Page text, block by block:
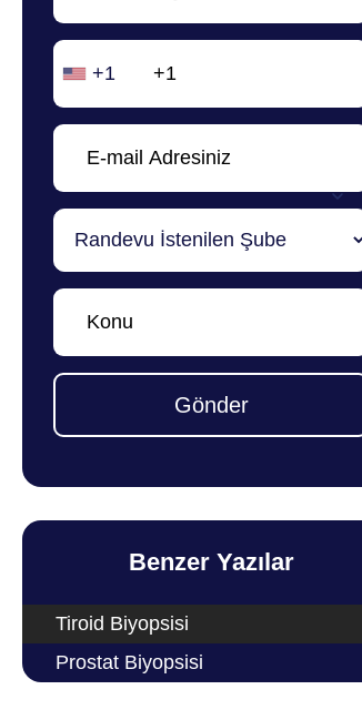
+1
Gönder
Benzer Yazılar
Tiroid Biyopsisi
Prostat Biyopsisi